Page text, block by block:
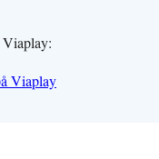
Viaplay: